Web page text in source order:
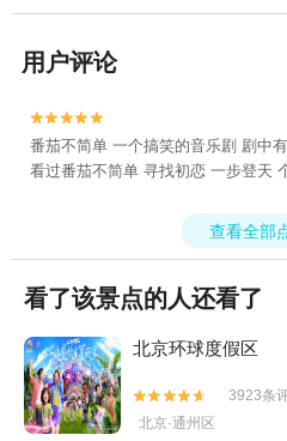
用户评论


番茄不简单 一个搞笑的音乐剧 剧中
看过番茄不简单 寻找初恋 一步登天
查看全部
看了该景点的人还看了
北京环球度假区


3923条
北京·通州区